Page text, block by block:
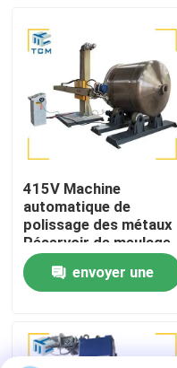
Contrôle de la qualité
Nous contacter
Nouvelles
Les affaires
Machine de
415V Machine
automatique de
polissage des métaux
Réservoir de meulage
de surface Shell pour
le corps du navire
envoyer une